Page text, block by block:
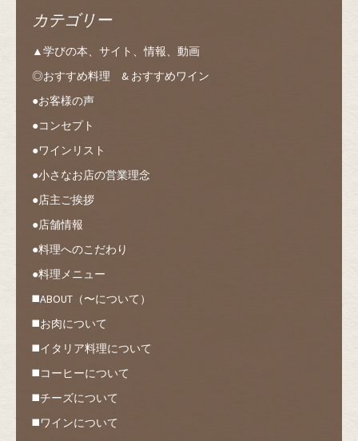
カテゴリー
▲学びの本、サイト、情報、動画
◎おすすめ料理 & おすすめワイン
●お客様の声
●コンセプト
●ワインリスト
●小さなお店の営業理念
●店主ご挨拶
●店舗情報
●料理へのこだわり
●料理メニュー
◼️ABOUT（〜について）
◼️お肉について
◼️イタリア料理について
◼️コーヒーについて
◼️チーズについて
◼️ワインについて